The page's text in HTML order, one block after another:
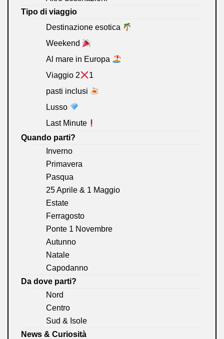
Tipo di viaggio
Destinazione esotica
Weekend
Al mare in Europa
Viaggio 2
1
pasti inclusi
Lusso
Last Minute
Quando parti?
Inverno
Primavera
Pasqua
25 Aprile & 1 Maggio
Estate
Ferragosto
Ponte 1 Novembre
Autunno
Natale
Capodanno
Da dove parti?
Nord
Centro
Sud & Isole
News & Curiosità